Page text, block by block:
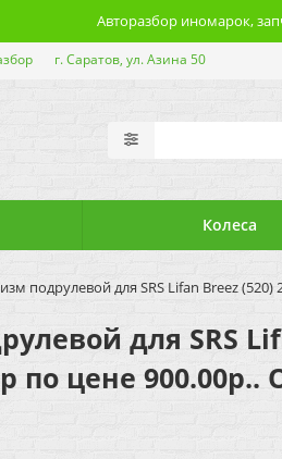
Авторазбор иномарок,
г. Саратов, ул. Азина 50
Колеса
подрулевой для SRS Lifan Breez (520)
для SRS
по цене